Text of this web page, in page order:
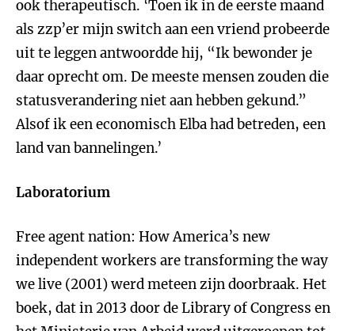
ook therapeutisch. ‘Toen ik in de eerste maand
als zzp’er mijn switch aan een vriend probeerde
uit te leggen antwoordde hij, “Ik bewonder je
daar oprecht om. De meeste mensen zouden die
statusverandering niet aan hebben gekund.”
Alsof ik een economisch Elba had betreden, een
land van bannelingen.’
Laboratorium
Free agent nation: How America’s new
independent workers are transforming the way
we live (2001) werd meteen zijn doorbraak. Het
boek, dat in 2013 door de Library of Congress en